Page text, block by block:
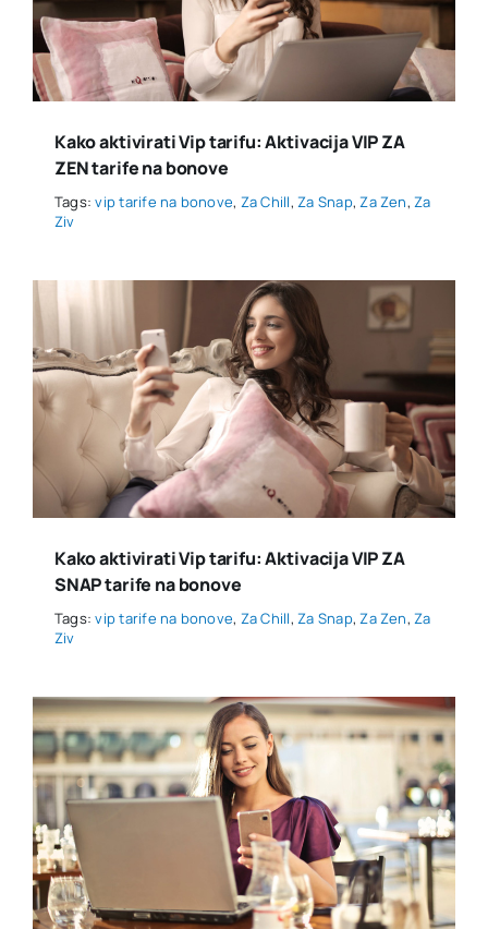
Kako aktivirati Vip tarifu: Aktivacija VIP ZA
ZEN tarife na bonove
Tags:vip tarife na bonove, Za Chill,Za Snap,Za Zen,Za
Ziv
Kako aktivirati Vip tarifu: Aktivacija VIP ZA
SNAP tarife na bonove
Tags:vip tarife na bonove, Za Chill,Za Snap,Za Zen,Za
Ziv